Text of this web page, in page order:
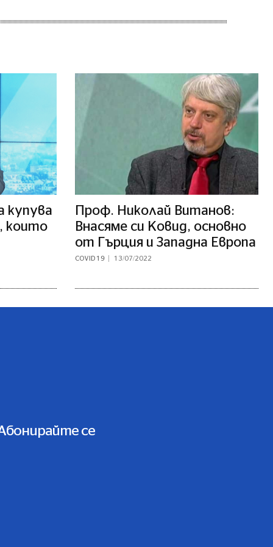
купува
които
Проф. Николай Витанов:
Внасяме си Ковид, основно
от Гърция и Западна Европа
COVID 19 13/07/2022
се